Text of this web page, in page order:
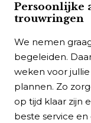
Persoonlijke
trouwringen
We nemen
begeleiden.
weken voor
plannen. Zo
op tijd klaar zijn
beste service en